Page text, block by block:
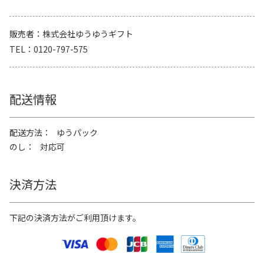
販売者
株式会社ゆうゆうギフト
TEL
0120-797-575
配送情報
配送方法
ゆうパック
のし
対応可
決済方法
下記の決済方法がご利用頂けます。